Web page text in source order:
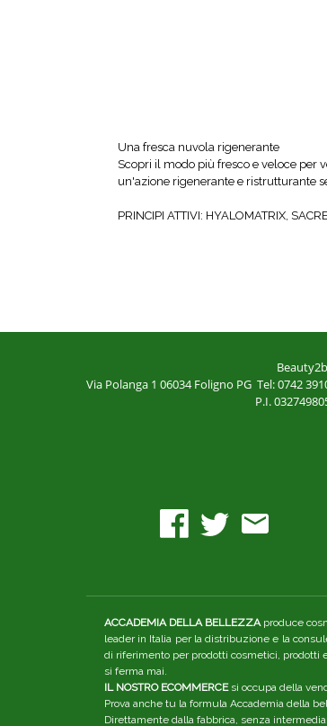
Una fresca nuvola rigenerante
Scopri il modo più fresco e veloce per
un'azione rigenerante e ristrutturante
PRINCIPI ATTIVI: HYALOMATRIX,
Via Polanga 1 06034 Foligno PG Tel: 0742
P.I.
ACCADEMIA DELLA BELLEZZAproduce
leader in Italia per la distribuzione e la
di riferimento per prodotti cosmetici, prodotti
si ferma mai.
IL NOSTRO ECOMMERCEsi occupa della
Prova anche tu la formula Accademia della
Direttamente dalla fabbrica, senza